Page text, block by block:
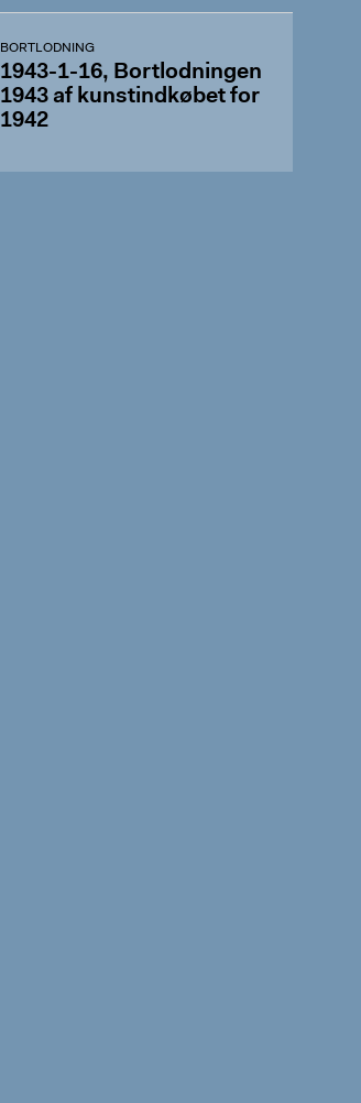
BORTLODNING
1943-1-16, Bortlodningen
1943 af kunstindkøbet for
1942